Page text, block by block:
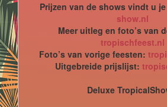
Prijzen van de shows vindt u
show.nl
Meer uitleg en foto’s van
tropischfeest.nl
Foto’s van vorige feesten:
Uitgebreide prijslijst:
Deluxe